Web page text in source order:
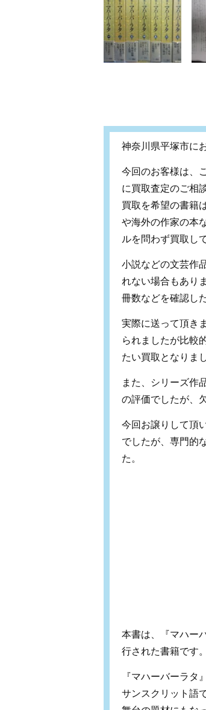
神奈川県平塚市に
今回のお客様は、
に買取査定のご相
買取を希望の書籍
や海外の作家の本
ルを問わず買取し
小説などの文芸作
れない場合もあり
冊数などを確認し
実際に送って頂き
られましたが比較
たい買取となりま
また、シリーズ作
の評価でしたが、
今回お譲りして頂
でしたが、専門的
た。
本書は、『マハー
行された書籍です。
『マハーバーラ
サンスクリット語